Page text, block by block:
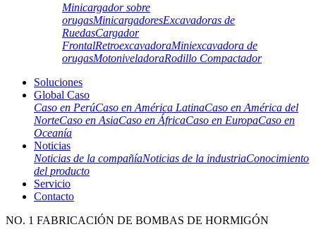
Minicargador sobre
orugasMinicargadoresExcavadoras de
RuedasCargador
FrontalRetroexcavadoraMiniexcavadora de
orugasMotoniveladoraRodillo Compactador
Soluciones
Global Caso
Caso en PerúCaso en América LatinaCaso en América del
NorteCaso en AsiaCaso en ÁfricaCaso en EuropaCaso en
Oceanía
Noticias
Noticias de la compañíaNoticias de la industriaConocimiento
del producto
Servicio
Contacto
NO. 1 FABRICACIÓN DE BOMBAS DE HORMIGÓN